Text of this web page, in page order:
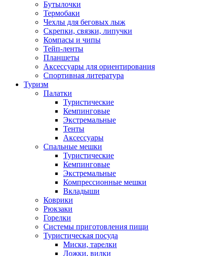
Бутылочки
Термобаки
Чехлы для беговых лыж
Скрепки, связки, липучки
Компасы и чипы
Тейп-ленты
Планшеты
Аксессуары для ориентирования
Спортивная литература
Туризм
Палатки
Туристические
Кемпинговые
Экстремальные
Тенты
Аксессуары
Спальные мешки
Туристические
Кемпинговые
Экстремальные
Компрессионные мешки
Вкладыши
Коврики
Рюкзаки
Горелки
Системы приготовления пищи
Туристическая посуда
Миски, тарелки
Ложки, вилки